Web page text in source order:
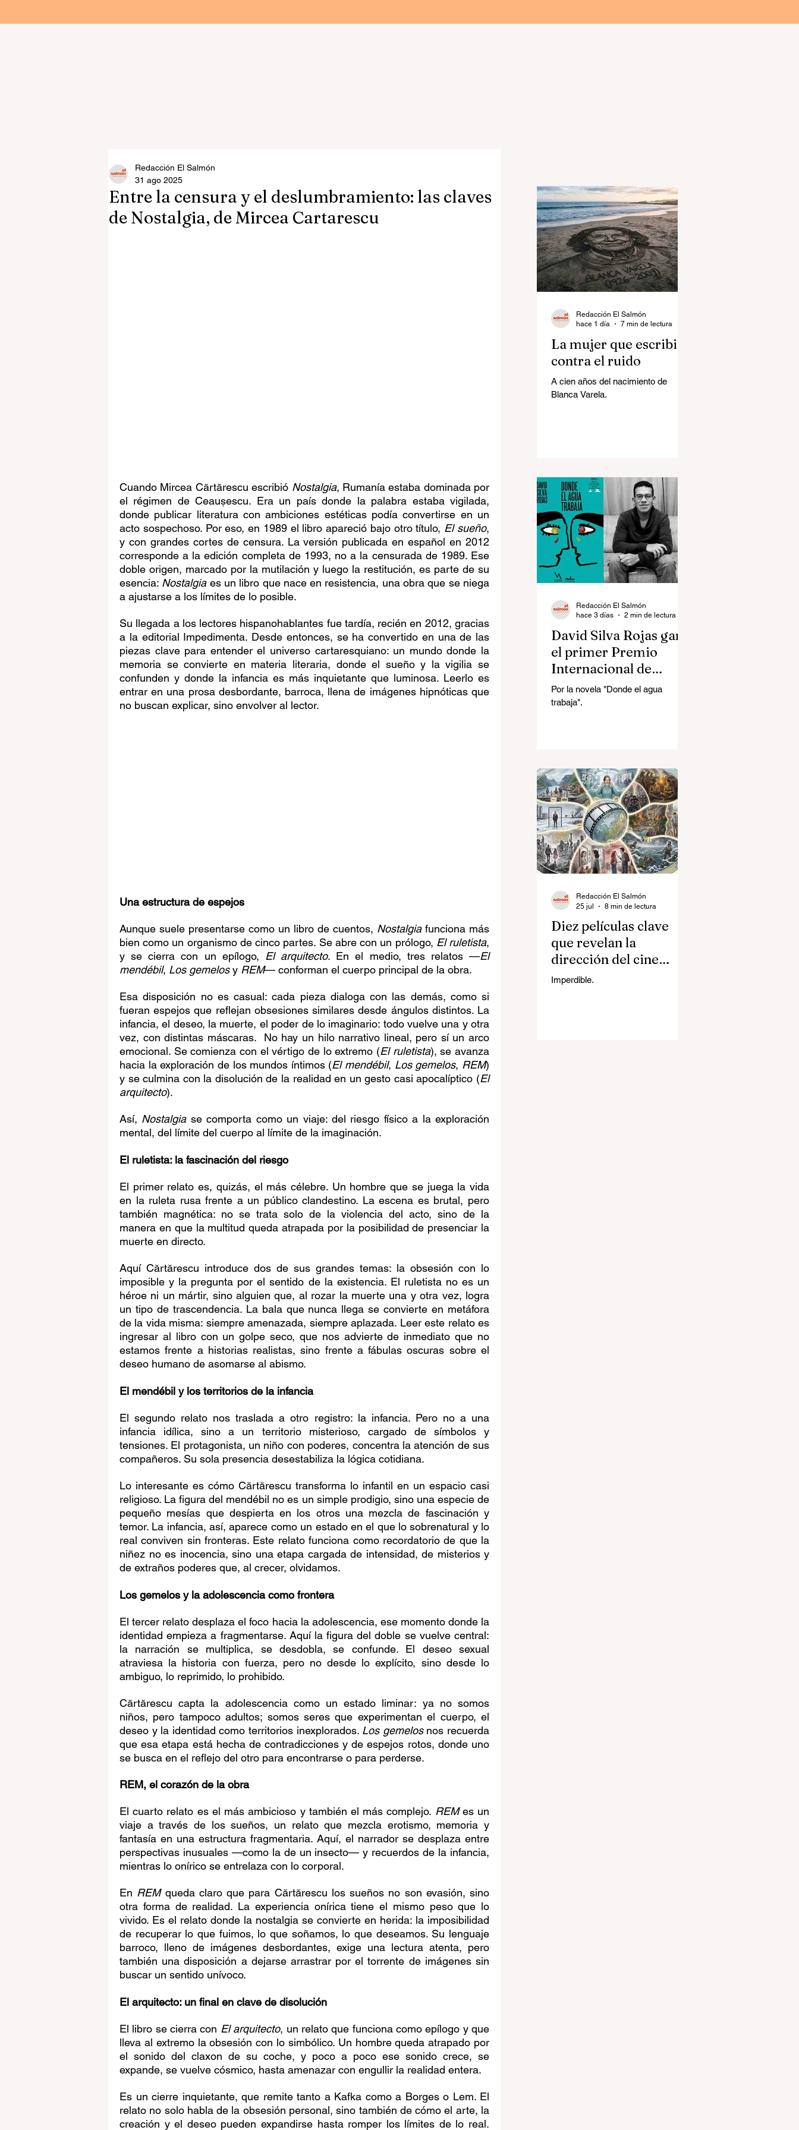
Entre la censura y el deslumbramiento: las claves
de Nostalgia, de Mircea Cartarescu
Redacción El Salmón
31 ago 2025
Cuando Mircea Cărtărescu escribió Nostalgia, Rumanía estaba dominada por
el régimen de Ceaușescu. Era un país donde la palabra estaba vigilada,
donde publicar literatura con ambiciones estéticas podía convertirse en un
acto sospechoso. Por eso, en 1989 el libro apareció bajo otro título, El sueño,
y con grandes cortes de censura. La versión publicada en español en 2012
corresponde a la edición completa de 1993, no a la censurada de 1989. Ese
doble origen, marcado por la mutilación y luego la restitución, es parte de su
esencia: Nostalgia es un libro que nace en resistencia, una obra que se niega
a ajustarse a los límites de lo posible.
Su llegada a los lectores hispanohablantes fue tardía, recién en 2012, gracias
a la editorial Impedimenta. Desde entonces, se ha convertido en una de las
piezas clave para entender el universo cartaresquiano: un mundo donde la
memoria se convierte en materia literaria, donde el sueño y la vigilia se
confunden y donde la infancia es más inquietante que luminosa. Leerlo es
entrar en una prosa desbordante, barroca, llena de imágenes hipnóticas que
no buscan explicar, sino envolver al lector.
Una estructura de espejos
Aunque suele presentarse como un libro de cuentos, Nostalgia funciona más
bien como un organismo de cinco partes. Se abre con un prólogo, El ruletista,
y se cierra con un epílogo, El arquitecto. En el medio, tres relatos —El
mendébil, Los gemelos y REM— conforman el cuerpo principal de la obra.
Esa disposición no es casual: cada pieza dialoga con las demás, como si
fueran espejos que reflejan obsesiones similares desde ángulos distintos. La
infancia, el deseo, la muerte, el poder de lo imaginario: todo vuelve una y otra
vez, con distintas máscaras.  No hay un hilo narrativo lineal, pero sí un arco
emocional. Se comienza con el vértigo de lo extremo (El ruletista), se avanza
hacia la exploración de los mundos íntimos (El mendébil, Los gemelos, REM)
y se culmina con la disolución de la realidad en un gesto casi apocalíptico (El
arquitecto).
Así, Nostalgia se comporta como un viaje: del riesgo físico a la exploración
mental, del límite del cuerpo al límite de la imaginación.
El ruletista: la fascinación del riesgo
El primer relato es, quizás, el más célebre. Un hombre que se juega la vida
en la ruleta rusa frente a un público clandestino. La escena es brutal, pero
también magnética: no se trata solo de la violencia del acto, sino de la
manera en que la multitud queda atrapada por la posibilidad de presenciar la
muerte en directo.
Aquí Cărtărescu introduce dos de sus grandes temas: la obsesión con lo
imposible y la pregunta por el sentido de la existencia. El ruletista no es un
héroe ni un mártir, sino alguien que, al rozar la muerte una y otra vez, logra
un tipo de trascendencia. La bala que nunca llega se convierte en metáfora
de la vida misma: siempre amenazada, siempre aplazada. Leer este relato es
ingresar al libro con un golpe seco, que nos advierte de inmediato que no
estamos frente a historias realistas, sino frente a fábulas oscuras sobre el
deseo humano de asomarse al abismo.
El mendébil y los territorios de la infancia
El segundo relato nos traslada a otro registro: la infancia. Pero no a una
infancia idílica, sino a un territorio misterioso, cargado de símbolos y
tensiones. El protagonista, un niño con poderes, concentra la atención de sus
compañeros. Su sola presencia desestabiliza la lógica cotidiana.
Lo interesante es cómo Cărtărescu transforma lo infantil en un espacio casi
religioso. La figura del mendébil no es un simple prodigio, sino una especie de
pequeño mesías que despierta en los otros una mezcla de fascinación y
temor. La infancia, así, aparece como un estado en el que lo sobrenatural y lo
real conviven sin fronteras. Este relato funciona como recordatorio de que la
niñez no es inocencia, sino una etapa cargada de intensidad, de misterios y
de extraños poderes que, al crecer, olvidamos.
Los gemelos y la adolescencia como frontera
El tercer relato desplaza el foco hacia la adolescencia, ese momento donde la
identidad empieza a fragmentarse. Aquí la figura del doble se vuelve central:
la narración se multiplica, se desdobla, se confunde. El deseo sexual
atraviesa la historia con fuerza, pero no desde lo explícito, sino desde lo
ambiguo, lo reprimido, lo prohibido.
Cărtărescu capta la adolescencia como un estado liminar: ya no somos
niños, pero tampoco adultos; somos seres que experimentan el cuerpo, el
deseo y la identidad como territorios inexplorados. Los gemelos nos recuerda
que esa etapa está hecha de contradicciones y de espejos rotos, donde uno
se busca en el reflejo del otro para encontrarse o para perderse.
REM, el corazón de la obra
El cuarto relato es el más ambicioso y también el más complejo. REM es un
viaje a través de los sueños, un relato que mezcla erotismo, memoria y
fantasía en una estructura fragmentaria. Aquí, el narrador se desplaza entre
perspectivas inusuales —como la de un insecto— y recuerdos de la infancia,
mientras lo onírico se entrelaza con lo corporal.
En REM queda claro que para Cărtărescu los sueños no son evasión, sino
otra forma de realidad. La experiencia onírica tiene el mismo peso que lo
vivido. Es el relato donde la nostalgia se convierte en herida: la imposibilidad
de recuperar lo que fuimos, lo que soñamos, lo que deseamos. Su lenguaje
barroco, lleno de imágenes desbordantes, exige una lectura atenta, pero
también una disposición a dejarse arrastrar por el torrente de imágenes sin
buscar un sentido unívoco.
El arquitecto: un final en clave de disolución
El libro se cierra con El arquitecto, un relato que funciona como epílogo y que
lleva al extremo la obsesión con lo simbólico. Un hombre queda atrapado por
el sonido del claxon de su coche, y poco a poco ese sonido crece, se
expande, se vuelve cósmico, hasta amenazar con engullir la realidad entera.
Es un cierre inquietante, que remite tanto a Kafka como a Borges o Lem. El
relato no solo habla de la obsesión personal, sino también de cómo el arte, la
creación y el deseo pueden expandirse hasta romper los límites de lo real.
La mujer que escribió
contra el ruido
A cien años del nacimiento de
Blanca Varela.
Redacción El Salmón
hace 1 día
7 min de lectura
David Silva Rojas ganó
el primer Premio
Internacional de
Novela Breve Almadía
Ventosa-Arrufat
Por la novela "Donde el agua
trabaja".
Redacción El Salmón
hace 3 días
2 min de lectura
Diez películas clave
que revelan la
dirección del cine
contemporáneo
Imperdible.
Redacción El Salmón
25 jul
8 min de lectura